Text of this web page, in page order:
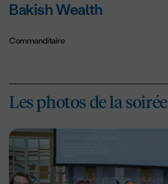
Bakish Wealth
Commanditaire
Les photos de la soirée